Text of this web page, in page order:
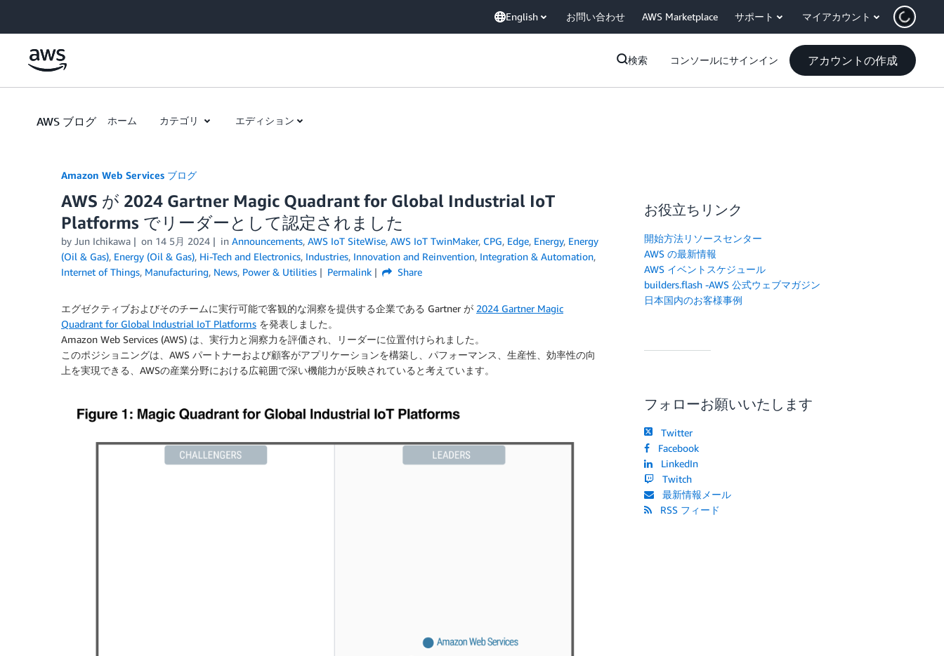
English お問い合わせ AWS Marketplace サポート マイアカウント
検索 コンソールにサインイン アカウントの作成
AWS ブログ ホーム カテゴリ エディション
Amazon Web Services ブログ
AWS が 2024 Gartner Magic Quadrant for Global Industrial IoT
Platforms でリーダーとして認定されました
by Jun Ichikawa on 14 5月 2024 in Announcements, AWS IoT SiteWise, AWS IoT TwinMaker, CPG, Edge, Energy, Energy
(Oil & Gas), Energy (Oil & Gas), Hi-Tech and Electronics, Industries, Innovation and Reinvention, Integration & Automation,
Internet of Things, Manufacturing, News, Power & Utilities Permalink Share
エグゼクティブおよびそのチームに実行可能で客観的な洞察を提供する企業である Gartner が 2024 Gartner Magic
Quadrant for Global Industrial IoT Platforms を発表しました。
Amazon Web Services (AWS) は、実行力と洞察力を評価され、リーダーに位置付けられました。
このポジショニングは、AWS パートナーおよび顧客がアプリケーションを構築し、パフォーマンス、生産性、効率性の向
上を実現できる、AWSの産業分野における広範囲で深い機能力が反映されていると考えています。
お役立ちリンク
開始方法リソースセンター
AWS の最新情報
AWS イベントスケジュール
builders.flash -AWS 公式ウェブマガジン
日本国内のお客様事例
フォローお願いいたします
Twitter
Facebook
LinkedIn
Twitch
最新情報メール
RSS フィード